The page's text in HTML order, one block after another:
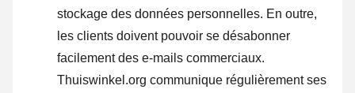
stockage des données personnelles. En outre,
les clients doivent pouvoir se désabonner
facilement des e-mails commerciaux.
Thuiswinkel.org communique régulièrement ses